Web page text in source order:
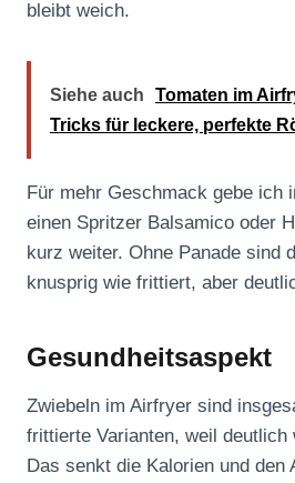
bleibt weich.
Siehe auch
Tomaten im
Tricks für leckere, perfekte
Für mehr Geschmack gebe ich
einen Spritzer Balsamico oder
kurz weiter. Ohne Panade sind
knusprig wie frittiert, aber
Gesundheitsaspekt
Zwiebeln im Airfryer sind
frittierte Varianten, weil deutlich
Das senkt die Kalorien und den